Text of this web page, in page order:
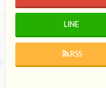
LINE
RSS